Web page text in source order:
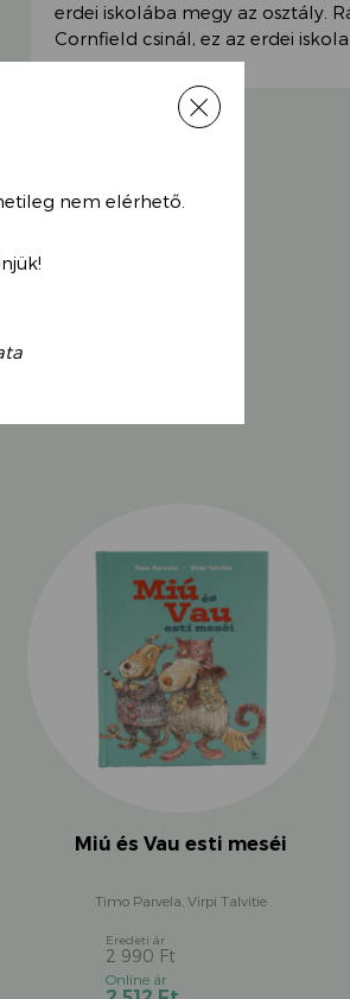
nem elérhető.
erdei iskolába megy az osztály.
Cornfield csinál, ez az erdei
Miú és Vau esti meséi
Timo Parvela, Virpi Talvitie
2 990 Ft
Original